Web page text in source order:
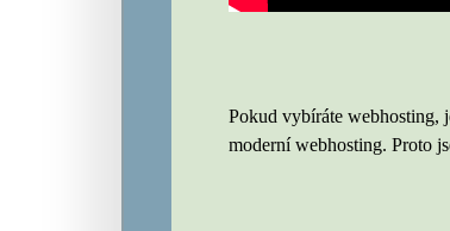
Pokud vybíráte webhosting,
moderní webhosting. Proto